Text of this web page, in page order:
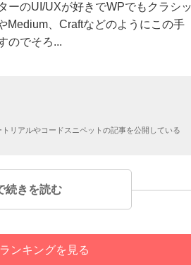
ーのUI/UXが好きでWPでもクラシッ
Medium、Craftなどのようにこの手
のでそろ...
リアルやコードスニペットの記事を公開している
続きを読む
ンキングを見る